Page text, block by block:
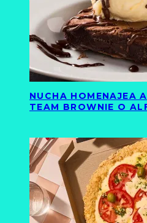
NUCHA HOMENAJEA
TEAM BROWNIE O